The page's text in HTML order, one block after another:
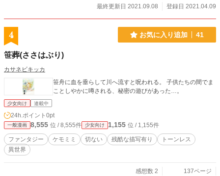
初の方を漫画にしたものです。 https://www.alphapolis.co.jp/n
最終更新日 2021.09.08
登録日 2021.04.09
4 お気に入り追加 41
笹葬(ささはぶり)
カサネビキッカ
笹舟に血を垂らして川へ流すと呪われる。 子供たちの間でま
ことしやかに噂される、秘密の遊びがあった…。
少女向け 連載中
24h.ポイント 0pt
一般漫画 8,555 位 / 8,555件 少女向け 1,155 位 / 1,155件
ファンタジー ケモミミ 切ない 残酷な描写有り
トーンレス
異世界
感想数 2 137ページ